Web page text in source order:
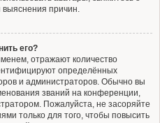
причин.
его?
отражают количество
определённых
и администраторов. Обычно вы
званий на конференции,
Пожалуйста, не засоряйте
только для того, чтобы повысить